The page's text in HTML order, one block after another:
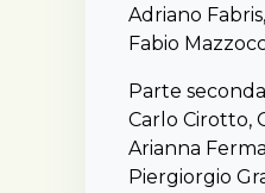
Adriano
Fabio
Parte
Carlo Cirotto,
Arianna
Piergiorgio